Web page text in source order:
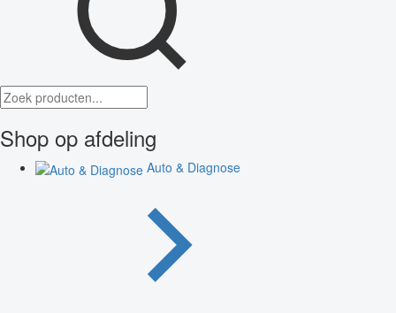
Shop op afdeling
Auto & Diagnose